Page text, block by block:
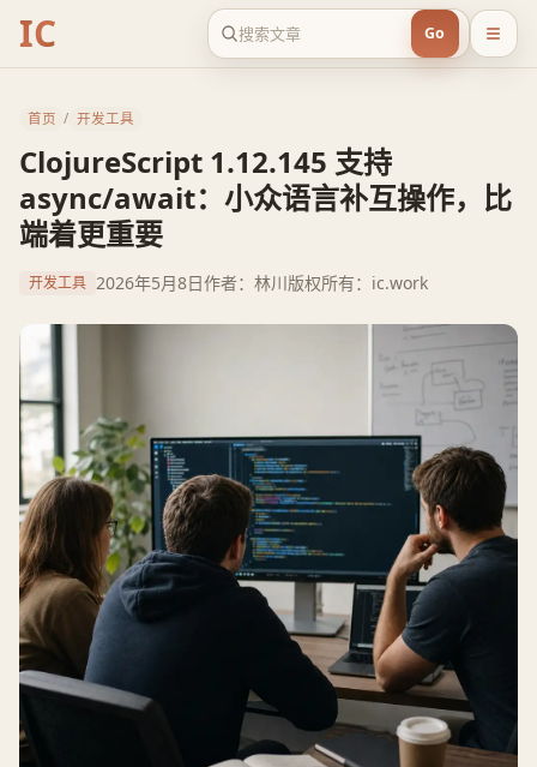
IC Go
首页 / 开发工具
ClojureScript 1.12.145 支持
async/await：小众语言补互操作，比
端着更重要
开发工具 2026年5月8日作者：林川版权所有：ic.work